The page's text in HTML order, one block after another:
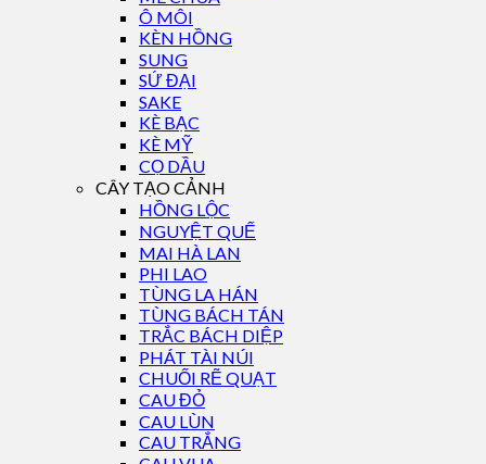
Ô MÔI
KÈN HỒNG
SUNG
SỨ ĐẠI
SAKE
KÈ BẠC
KÈ MỸ
CỌ DẦU
CÂY TẠO CẢNH
HỒNG LỘC
NGUYỆT QUẾ
MAI HÀ LAN
PHI LAO
TÙNG LA HÁN
TÙNG BÁCH TÁN
TRẮC BÁCH DIỆP
PHÁT TÀI NÚI
CHUỐI RẼ QUẠT
CAU ĐỎ
CAU LÙN
CAU TRẮNG